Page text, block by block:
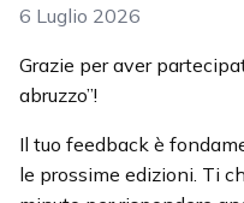
6 Luglio 2026
Grazie per aver
abruzzo”!
Il tuo feedback è
le prossime edizioni. Ti